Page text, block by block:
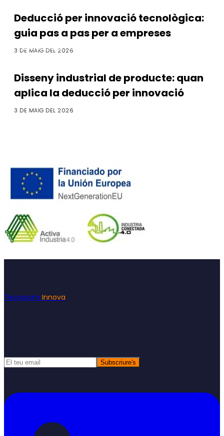
Deducció per innovació tecnològica:
guia pas a pas per a empreses
3 DE MAIG DEL 2026
Deduccions Fiscals
Disseny industrial de producte: quan
aplica la deducció per innovació
3 DE MAIG DEL 2026
Tecnocim Innova
Subscriure's